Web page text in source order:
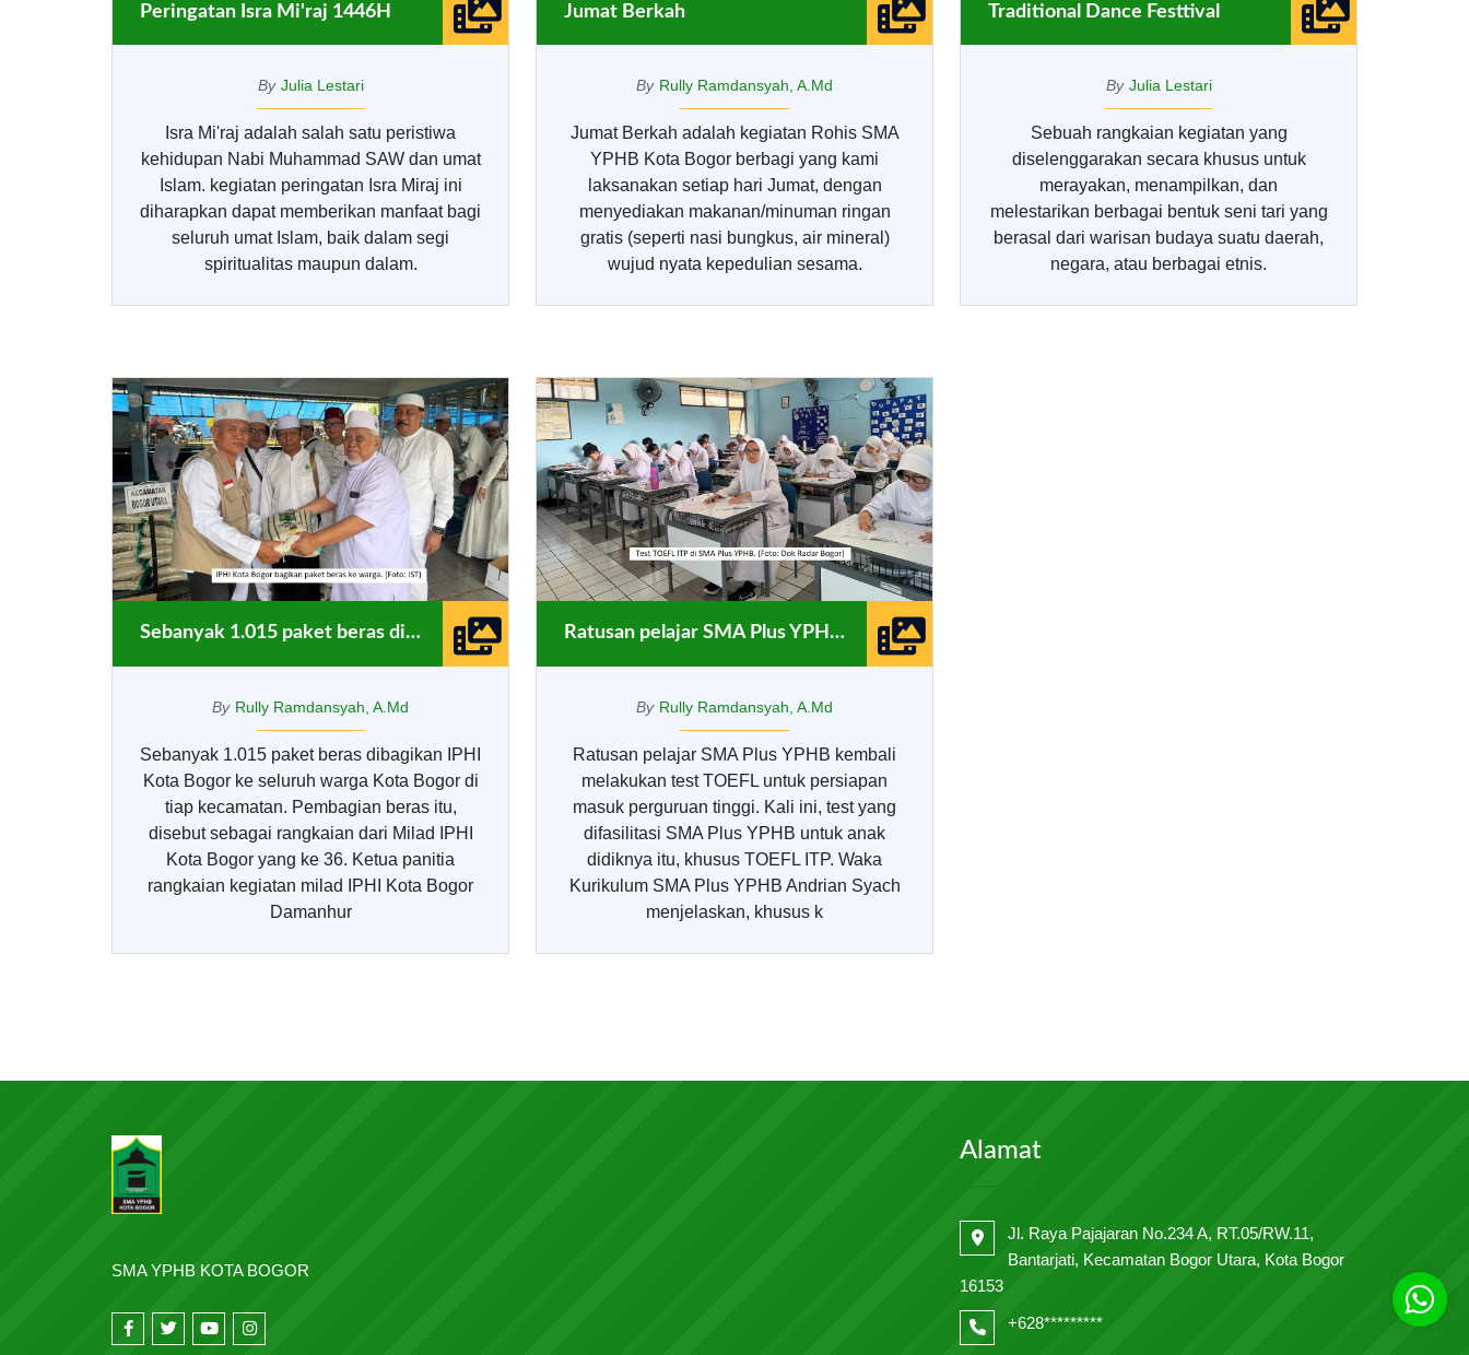
Peringatan Isra Mi'raj 1446H
By Julia Lestari
Isra Mi'raj adalah salah satu peristiwa
kehidupan Nabi Muhammad SAW dan umat
Islam. kegiatan peringatan Isra Miraj ini
diharapkan dapat memberikan manfaat bagi
seluruh umat Islam, baik dalam segi
spiritualitas maupun dalam.
Jumat Berkah
By Rully Ramdansyah, A.Md
Jumat Berkah adalah kegiatan Rohis SMA
YPHB Kota Bogor berbagi yang kami
laksanakan setiap hari Jumat, dengan
menyediakan makanan/minuman ringan
gratis (seperti nasi bungkus, air mineral)
wujud nyata kepedulian sesama.
Traditional Dance Festtival
By Julia Lestari
Sebuah rangkaian kegiatan yang
diselenggarakan secara khusus untuk
merayakan, menampilkan, dan
melestarikan berbagai bentuk seni tari yang
berasal dari warisan budaya suatu daerah,
negara, atau berbagai etnis.
Sebanyak 1.015 paket beras dibagikan IPHI Kota Bogor
By Rully Ramdansyah, A.Md
Sebanyak 1.015 paket beras dibagikan IPHI
Kota Bogor ke seluruh warga Kota Bogor di
tiap kecamatan. Pembagian beras itu,
disebut sebagai rangkaian dari Milad IPHI
Kota Bogor yang ke 36. Ketua panitia
rangkaian kegiatan milad IPHI Kota Bogor
Damanhur
Ratusan pelajar SMA Plus YPHB kembali melakukan test TOEFL
By Rully Ramdansyah, A.Md
Ratusan pelajar SMA Plus YPHB kembali
melakukan test TOEFL untuk persiapan
masuk perguruan tinggi. Kali ini, test yang
difasilitasi SMA Plus YPHB untuk anak
didiknya itu, khusus TOEFL ITP. Waka
Kurikulum SMA Plus YPHB Andrian Syach
menjelaskan, khusus k
SMA YPHB KOTA BOGOR
Alamat
Jl. Raya Pajajaran No.234 A, RT.05/RW.11,
Bantarjati, Kecamatan Bogor Utara, Kota Bogor
16153
+628*********